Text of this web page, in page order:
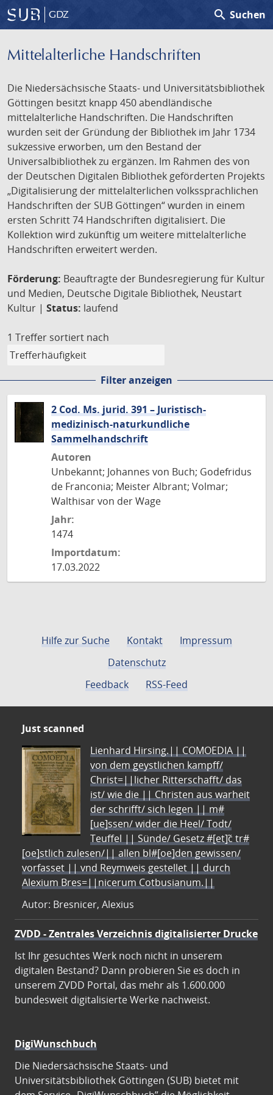
GDZ search Suchen
Mittelalterliche Handschriften
Die Niedersächsische Staats- und Universitätsbibliothek
Göttingen besitzt knapp 450 abendländische
mittelalterliche Handschriften. Die Handschriften
wurden seit der Gründung der Bibliothek im Jahr 1734
sukzessive erworben, um den Bestand der
Universalbibliothek zu ergänzen. Im Rahmen des von
der Deutschen Digitalen Bibliothek geförderten Projekts
„Digitalisierung der mittelalterlichen volkssprachlichen
Handschriften der SUB Göttingen“ wurden in einem
ersten Schritt 74 Handschriften digitalisiert. Die
Kollektion wird zukünftig um weitere mittelalterliche
Handschriften erweitert werden.
Förderung: Beauftragte der Bundesregierung für Kultur
und Medien, Deutsche Digitale Bibliothek, Neustart
Kultur | Status: laufend
1 Treffer sortiert nach
Filter anzeigen
2 Cod. Ms. jurid. 391 – Juristisch-
medizinisch-naturkundliche
Sammelhandschrift
Autoren
Unbekannt; Johannes von Buch; Godefridus
de Franconia; Meister Albrant; Volmar;
Walthisar von der Wage
Jahr:
1474
Importdatum:
17.03.2022
Hilfe zur Suche Kontakt
Impressum
Datenschutz
Feedback
RSS-Feed
Just scanned
Lienhard Hirsing.|| COMOEDIA ||
von dem geystlichen kampff/
Christ=||licher Ritterschafft/ das
ist/ wie die || Christen aus warheit
der schrifft/ sich legen || m#
[ue]ssen/ wider die Heel/ Todt/
Teuffel || Sünde/ Gesetz #[et]c̃ tr#
[oe]stlich zulesen/|| allen bl#[oe]den gewissen/
vorfasset || vnd Reymweis gestellet || durch
Alexium Bres=||nicerum Cotbusianum.||
Autor: Bresnicer, Alexius
ZVDD - Zentrales Verzeichnis digitalisierter Drucke
Ist Ihr gesuchtes Werk noch nicht in unserem
digitalen Bestand? Dann probieren Sie es doch in
unserem ZVDD Portal, das mehr als 1.600.000
bundesweit digitalisierte Werke nachweist.
DigiWunschbuch
Die Niedersächsische Staats- und
Universitätsbibliothek Göttingen (SUB) bietet mit